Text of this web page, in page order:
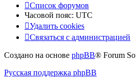
Список форумов
Часовой пояс: UTC
Удалить cookies
Связаться
администрацией
Связаться с администрацией
Создано на основе phpBB® Forum
Русская поддержка phpBB